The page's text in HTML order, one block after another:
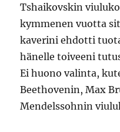
Tshaikovskin
kymmenen vuotta
kaverini ehdotti
hänelle toiveeni
Ei huono valinta,
Beethovenin, Max
Mendelssohnin